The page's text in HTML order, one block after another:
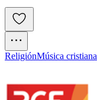
ReligiónMúsica cristiana